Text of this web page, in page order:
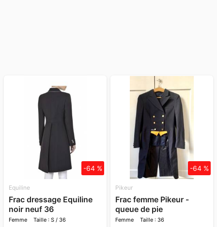
Equiline
Frac dressage Equiline
noir neuf 36
Femme Taille : S / 36
-64 %
Pikeur
Frac femme Pikeur -
queue de pie
Femme Taille : 36
-64 %